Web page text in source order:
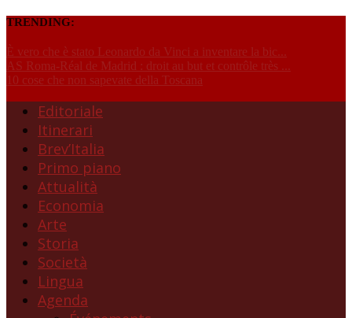
TRENDING:
È vero che è stato Leonardo da Vinci a inventare la bic...
AS Roma-Réal de Madrid : droit au but et contrôle très ...
10 cose che non sapevate della Toscana
Editoriale
Itinerari
Brev’Italia
Primo piano
Attualità
Economia
Arte
Storia
Società
Lingua
Agenda